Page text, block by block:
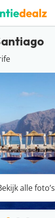
alle foto’s